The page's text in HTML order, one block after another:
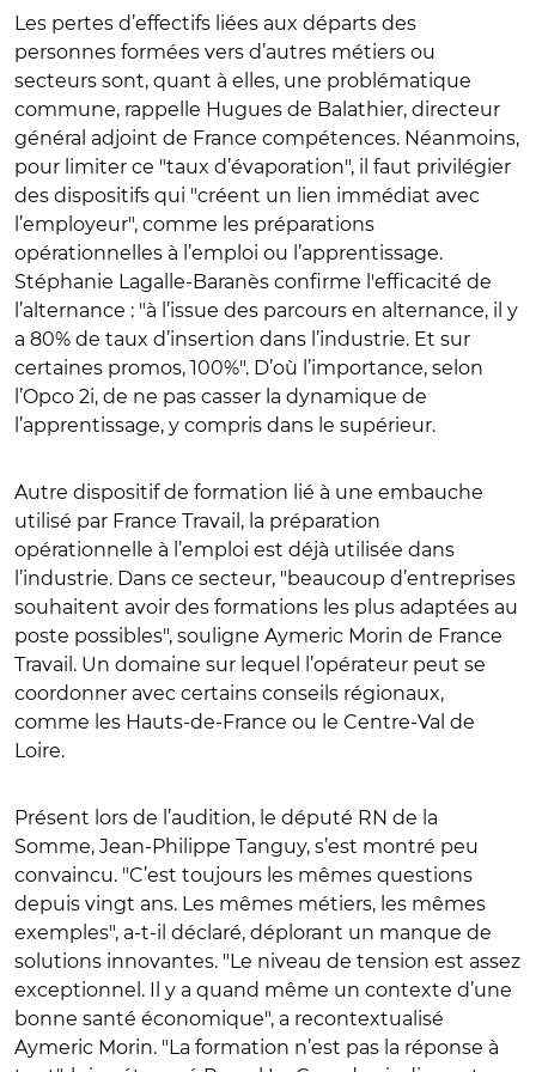
Les pertes d’effectifs liées aux départs des
personnes formées vers d’autres métiers ou
secteurs sont, quant à elles, une problématique
commune, rappelle Hugues de Balathier, directeur
général adjoint de France compétences. Néanmoins,
pour limiter ce "taux d’évaporation", il faut privilégier
des dispositifs qui "créent un lien immédiat avec
l’employeur", comme les préparations
opérationnelles à l’emploi ou l’apprentissage.
Stéphanie Lagalle-Baranès confirme l'efficacité de
l’alternance : "à l’issue des parcours en alternance, il y
a 80% de taux d’insertion dans l’industrie. Et sur
certaines promos, 100%". D’où l’importance, selon
l’Opco 2i, de ne pas casser la dynamique de
l’apprentissage, y compris dans le supérieur.
Autre dispositif de formation lié à une embauche
utilisé par France Travail, la préparation
opérationnelle à l’emploi est déjà utilisée dans
l’industrie. Dans ce secteur, "beaucoup d’entreprises
souhaitent avoir des formations les plus adaptées au
poste possibles", souligne Aymeric Morin de France
Travail. Un domaine sur lequel l’opérateur peut se
coordonner avec certains conseils régionaux,
comme les Hauts-de-France ou le Centre-Val de
Loire.
Présent lors de l’audition, le député RN de la
Somme, Jean-Philippe Tanguy, s’est montré peu
convaincu. "C’est toujours les mêmes questions
depuis vingt ans. Les mêmes métiers, les mêmes
exemples", a-t-il déclaré, déplorant un manque de
solutions innovantes. "Le niveau de tension est assez
exceptionnel. Il y a quand même un contexte d’une
bonne santé économique", a recontextualisé
Aymeric Morin. "La formation n’est pas la réponse à